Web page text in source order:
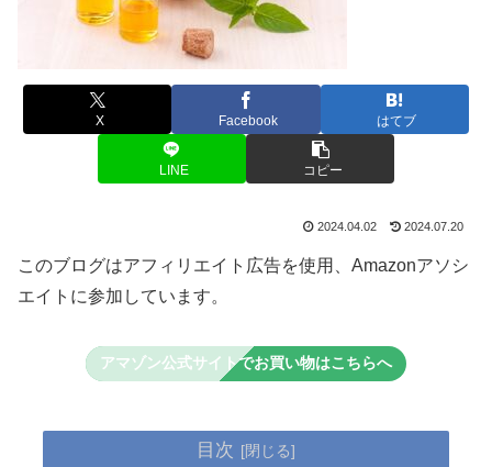
X Facebook はてブ
LINE コピー
2024.04.02 2024.07.20
このブログはアフィリエイト広告を使用、Amazonアソシ
エイトに参加しています。
アマゾン公式サイトでお買い物はこちらへ
目次